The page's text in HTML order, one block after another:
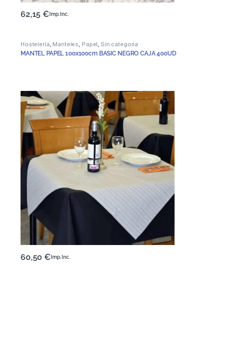
62,15€ Imp. Inc.
Hostelería Manteles Papel Sin categoria
MANTEL PAPEL 100x100cm BASIC NEGRO CAJA 400UD
60,50€ Imp. Inc.